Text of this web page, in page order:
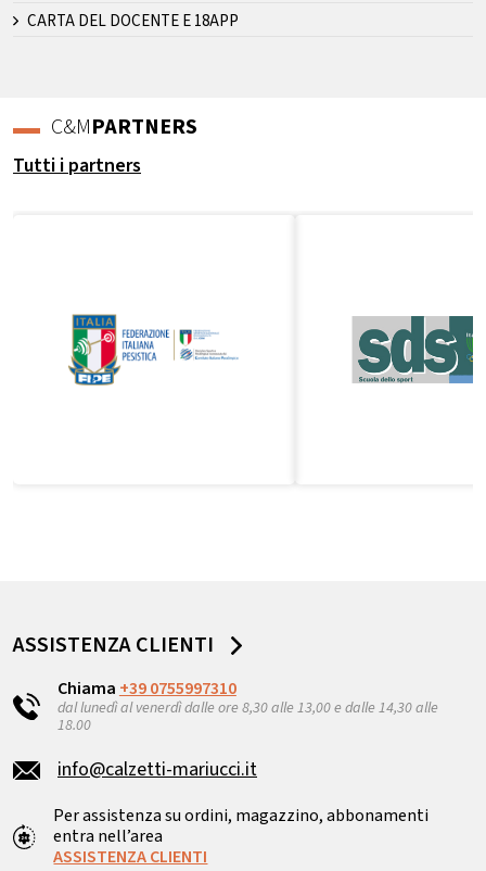
CARTA DEL DOCENTE E 18APP
C&MPARTNERS
Tutti i partners
ASSISTENZA CLIENTI
Chiama +39 0755997310
dal lunedì al venerdì dalle ore 8,30 alle 13,00 e dalle 14,30 alle
18.00
info@calzetti-mariucci.it
Per assistenza su ordini, magazzino, abbonamenti
entra nell’area
ASSISTENZA CLIENTI